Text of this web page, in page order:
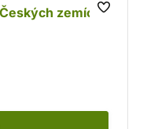
zemích